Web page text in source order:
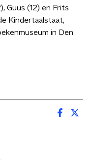
Guus (12) en Frits
Kindertaalstaat,
in Den